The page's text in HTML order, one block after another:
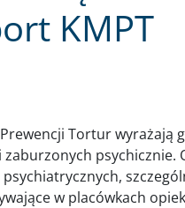
KMPT
Tortur wyrażają
psychicznie.
w placówkach